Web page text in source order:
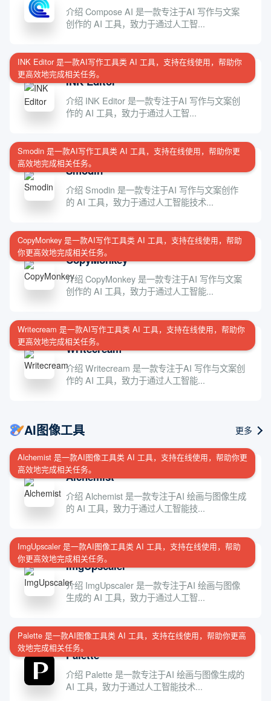
介绍 Compose AI 是一款专注于AI 写作与文案
创作的 AI 工具，致力于通过人工智...
INK Editor 是一款AI写作工具类 AI 工具，支持在线使用，帮助你
更高效地完成相关任务。
INK Editor
介绍 INK Editor 是一款专注于AI 写作与文案创
作的 AI 工具，致力于通过人工智...
Smodin 是一款AI写作工具类 AI 工具，支持在线使用，帮助你更
高效地完成相关任务。
Smodin
介绍 Smodin 是一款专注于AI 写作与文案创作
的 AI 工具，致力于通过人工智能技术...
CopyMonkey 是一款AI写作工具类 AI 工具，支持在线使用，帮助
你更高效地完成相关任务。
CopyMonkey
介绍 CopyMonkey 是一款专注于AI 写作与文案
创作的 AI 工具，致力于通过人工智能...
Writecream 是一款AI写作工具类 AI 工具，支持在线使用，帮助你
更高效地完成相关任务。
Writecream
介绍 Writecream 是一款专注于AI 写作与文案创
作的 AI 工具，致力于通过人工智能...
AI图像工具 更多
Alchemist 是一款AI图像工具类 AI 工具，支持在线使用，帮助你更
高效地完成相关任务。
Alchemist
介绍 Alchemist 是一款专注于AI 绘画与图像生成
的 AI 工具，致力于通过人工智能技...
ImgUpscaler 是一款AI图像工具类 AI 工具，支持在线使用，帮助
你更高效地完成相关任务。
ImgUpscaler
介绍 ImgUpscaler 是一款专注于AI 绘画与图像
生成的 AI 工具，致力于通过人工智...
Palette 是一款AI图像工具类 AI 工具，支持在线使用，帮助你更高
效地完成相关任务。
Palette
介绍 Palette 是一款专注于AI 绘画与图像生成的
AI 工具，致力于通过人工智能技术...